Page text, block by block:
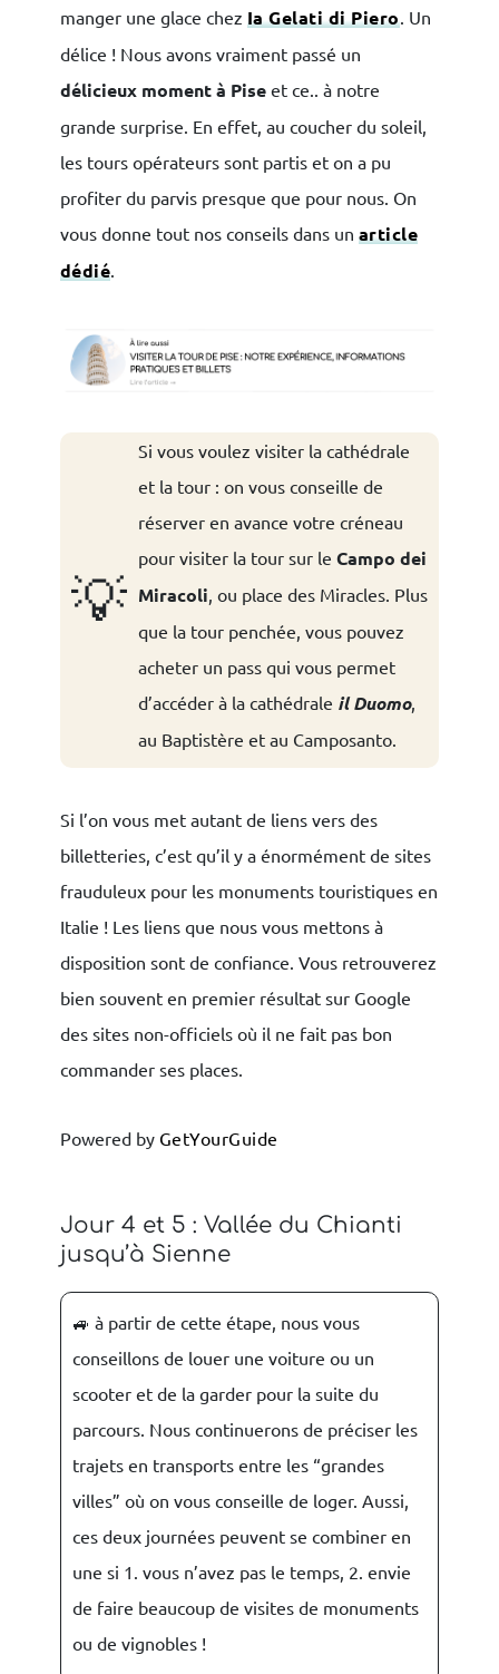
manger une glace chez Ia Gelati di Piero. Un
délice ! Nous avons vraiment passé un
délicieux moment à Pise et ce.. à notre
grande surprise. En effet, au coucher du soleil,
les tours opérateurs sont partis et on a pu
profiter du parvis presque que pour nous. On
vous donne tout nos conseils dans un article
dédié.
💡
Si vous voulez visiter la cathédrale
et la tour : on vous conseille de
réserver en avance votre créneau
pour visiter la tour sur le Campo dei
Miracoli , ou place des Miracles. Plus
que la tour penchée, vous pouvez
acheter un pass qui vous permet
d’accéder à la cathédrale il Duomo,
au Baptistère et au Camposanto.
Si l’on vous met autant de liens vers des
billetteries, c’est qu’il y a énormément de sites
frauduleux pour les monuments touristiques en
Italie ! Les liens que nous vous mettons à
disposition sont de confiance. Vous retrouverez
bien souvent en premier résultat sur Google
des sites non-officiels où il ne fait pas bon
commander ses places.
Powered by GetYourGuide
Jour 4 et 5 : Vallée du Chianti
jusqu’à Sienne
🚙 à partir de cette étape, nous vous
conseillons de louer une voiture ou un
scooter et de la garder pour la suite du
parcours. Nous continuerons de préciser les
trajets en transports entre les “grandes
villes” où on vous conseille de loger. Aussi,
ces deux journées peuvent se combiner en
une si 1. vous n’avez pas le temps, 2. envie
de faire beaucoup de visites de monuments
ou de vignobles !